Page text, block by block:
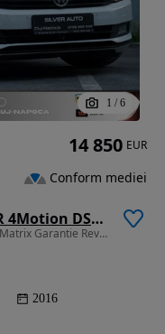
1 / 6
Volkswagen Passat 2.0 TDI SCR 4Motion DSG Highline
1968 cm3 • 240 CP • 240Cp 4x4 navi Faruri Matrix Garantie Revizie
2016
14 850 EUR
Conform mediei